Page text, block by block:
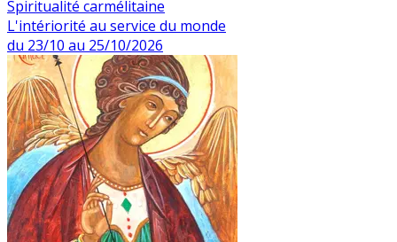
Spiritualité carmélitaine
L'intériorité au service du monde
du 23/10 au 25/10/2026